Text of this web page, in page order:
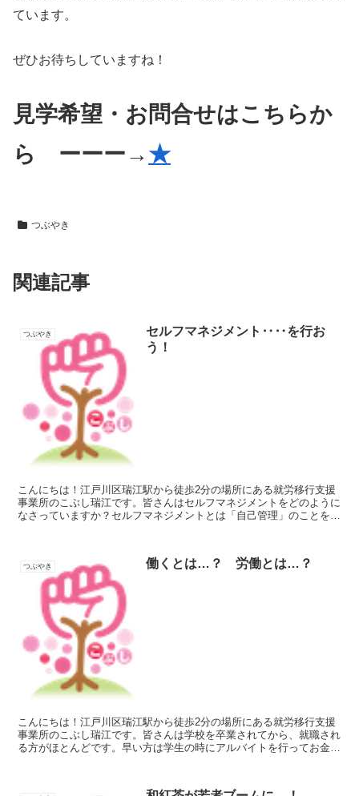
ています。
ぜひお待ちしていますね！
見学希望・お問合せはこちらか
ら ーーー→★
つぶやき
関連記事
つぶやき
セルフマネジメント‥‥を行お
う！
こんにちは！江戸川区瑞江駅から徒歩2分の場所にある就労移行支援
事業所のこぶし瑞江です。皆さんはセルフマネジメントをどのように
なさっていますか？セルフマネジメントとは「自己管理」のことを意
つぶやき 働くとは…？ 労働とは…？
こんにちは！江戸川区瑞江駅から徒歩2分の場所にある就労移行支援
事業所のこぶし瑞江です。皆さんは学校を卒業されてから、就職され
る方がほとんどです。早い方は学生の時にアルバイトを行ってお金を